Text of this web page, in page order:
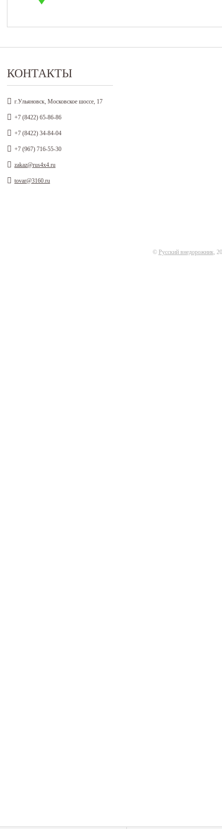
КОНТАКТЫ
г.Ульяновск, Московское шоссе, 17
+7 (8422) 65-86-86
+7 (8422) 34-84-04
+7 (967) 716-55-30
zakaz@rus4x4.ru
tovar@3160.ru
© Русский внедорожник ,